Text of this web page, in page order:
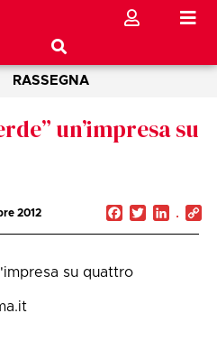
RASSEGNA
un’impresa su
2012 Facebook
Twitter
su quattro